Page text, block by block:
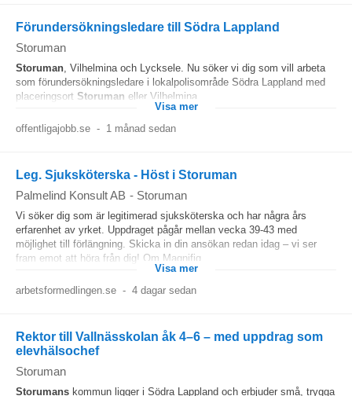
Förundersökningsledare till Södra Lappland
Storuman
Storuman, Vilhelmina och Lycksele. Nu söker vi dig som vill arbeta
som förundersökningsledare i lokalpolisområde Södra Lappland med
placeringsort Storuman eller Vilhelmina....
Visa mer
offentligajobb.se - 1 månad sedan
Leg. Sjuksköterska - Höst i Storuman
Palmelind Konsult AB - Storuman
Vi söker dig som är legitimerad sjuksköterska och har några års
erfarenhet av yrket. Uppdraget pågår mellan vecka 39-43 med
möjlighet till förlängning. Skicka in din ansökan redan idag – vi ser
fram emot att höra från dig! Om Magnifiq...
Visa mer
arbetsformedlingen.se - 4 dagar sedan
Rektor till Vallnässkolan åk 4–6 – med uppdrag som
elevhälsochef
Storuman
Storumans kommun ligger i Södra Lappland och erbjuder små, trygga